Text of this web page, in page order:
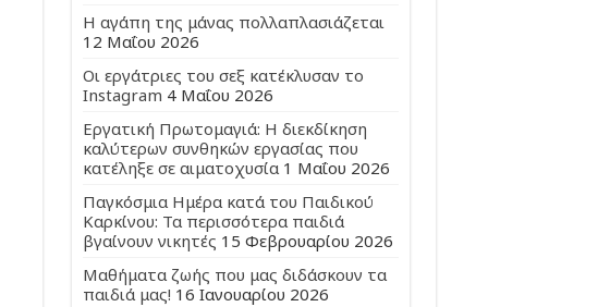
Η αγάπη της μάνας πολλαπλασιάζεται
12 Μαΐου 2026
Οι εργάτριες του σεξ κατέκλυσαν το
Instagram 4 Μαΐου 2026
Εργατική Πρωτομαγιά: Η διεκδίκηση
καλύτερων συνθηκών εργασίας που
κατέληξε σε αιματοχυσία 1 Μαΐου 2026
Παγκόσμια Ημέρα κατά του Παιδικού
Καρκίνου: Τα περισσότερα παιδιά
βγαίνουν νικητές 15 Φεβρουαρίου 2026
Μαθήματα ζωής που μας διδάσκουν τα
παιδιά μας! 16 Ιανουαρίου 2026